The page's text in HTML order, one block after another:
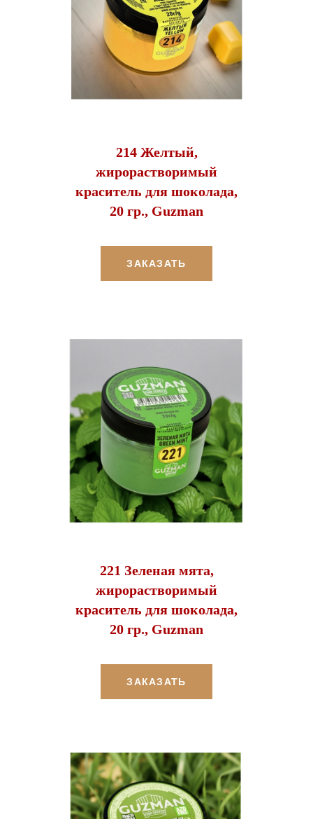
214 Желтый,
жирорастворимый
краситель для шоколада,
20 гр., Guzman
ЗАКАЗАТЬ
221 Зеленая мята,
жирорастворимый
краситель для шоколада,
20 гр., Guzman
ЗАКАЗАТЬ